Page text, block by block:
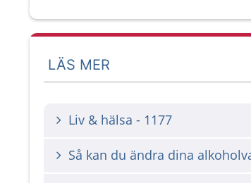
LÄS MER
Liv & hälsa - 1177
Så kan du ändra dina